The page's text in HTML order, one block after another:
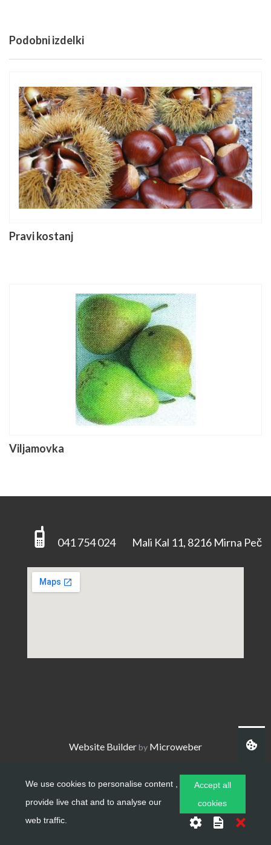
Podobni izdelki
Pravi kostanj
Viljamovka
041 754 024 Mali Kal 11, 8216 Mirna Peč
Website Builderby Microweber
We use cookies to personalise content ,
provide live chat and to analyse our
web traffic.
Accept all
cookies